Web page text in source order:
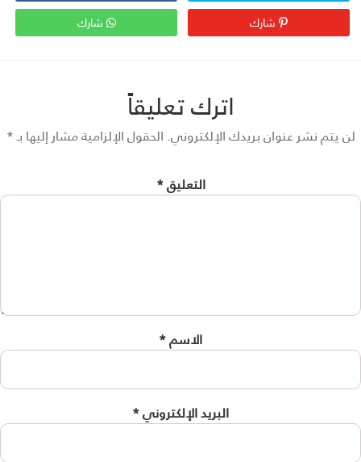
شارك
شارك
اترك تعليقاً
يتم نشر عنوان بريدك الإلكتروني. الحقول الإلزامية مشار إليها بـ*
التعليق*
الاسم*
البريد الإلكتروني*